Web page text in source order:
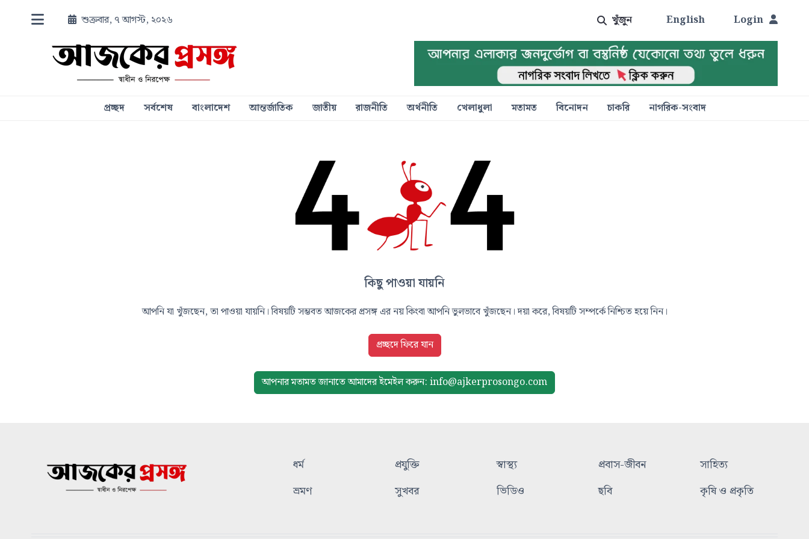
শুক্রবার, ৭ আগস্ট, ২০২৬ খুঁজুন English Login
প্রচ্ছদ সর্বশেষ বাংলাদেশ আন্তর্জাতিক জাতীয় রাজনীতি অর্থনীতি খেলাধুলা মতামত বিনোদন চাকরি নাগরিক-সংবাদ
কিছু পাওয়া যায়নি
আপনি যা খুঁজছেন, তা পাওয়া যায়নি। বিষয়টি সম্ভবত আজকের প্রসঙ্গ এর নয় কিংবা আপনি ভুলভাবে খুঁজছেন। দয়া করে, বিষয়টি সম্পর্কে নিশ্চিত হয়ে নিন।
প্রচ্ছদে ফিরে যান
আপনার মতামত জানাতে আমাদেরইমেইল করুন: info@ajkerprosongo.com
ধর্ম প্রযুক্তি স্বাস্থ্য প্রবাস-জীবন
সাহিত্য
ভ্রমণ
সুখবর ভিডিও ছবি কৃষি ও প্রকৃতি